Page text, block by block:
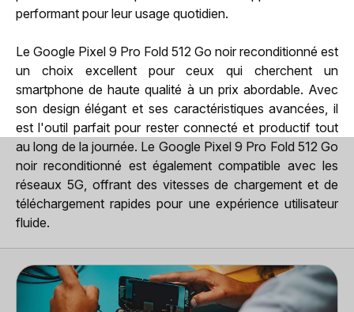
performant pour leur usage quotidien.
Le Google Pixel 9 Pro Fold 512 Go noir reconditionné est
un choix excellent pour ceux qui cherchent un
smartphone de haute qualité à un prix abordable. Avec
son design élégant et ses caractéristiques avancées, il
est l'outil parfait pour rester connecté et productif tout
au long de la journée. Le Google Pixel 9 Pro Fold 512 Go
noir reconditionné est également compatible avec les
réseaux 5G, offrant des vitesses de chargement et de
téléchargement rapides pour une expérience utilisateur
fluide.